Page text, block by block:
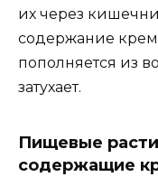
их через
содержание
пополняется из
затухает.
Пищевые
содержащие